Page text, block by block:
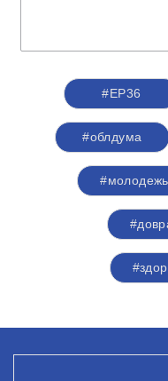
#ЕР36
#облдума
#молодежь